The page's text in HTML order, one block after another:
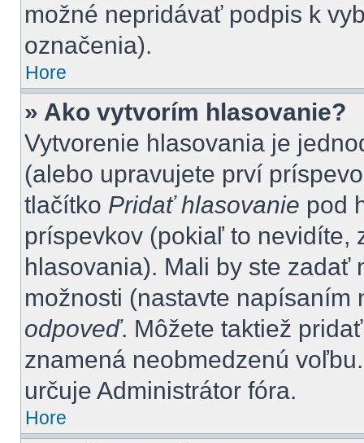
možné nepridávať podpis k
označenia).
Hore
» Ako vytvorím hlasovanie?
Vytvorenie hlasovania je
(alebo upravujete prví
tlačítko Pridať hlasovanie pod
príspevkov (pokiaľ to nevidíte,
hlasovania). Mali by ste zadať
možnosti (nastavte
odpoveď. Môžete taktiež
znamená neobmedzenú
určuje Administrátor fóra.
Hore